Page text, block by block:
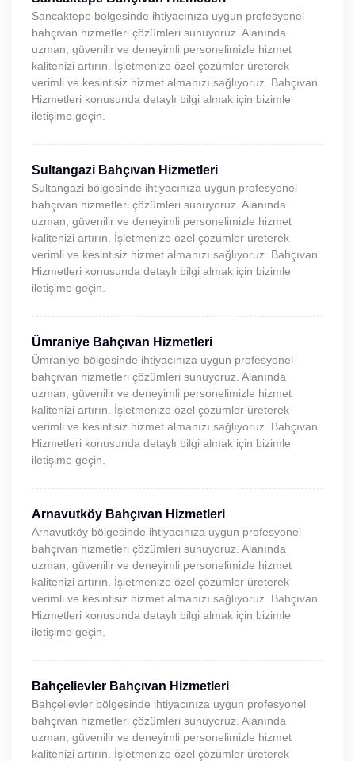
Sancaktepe bölgesinde ihtiyacınıza uygun profesyonel
bahçıvan hizmetleri çözümleri sunuyoruz. Alanında
uzman, güvenilir ve deneyimli personelimizle hizmet
kalitenizi artırın. İşletmenize özel çözümler üreterek
verimli ve kesintisiz hizmet almanızı sağlıyoruz. Bahçıvan
Hizmetleri konusunda detaylı bilgi almak için bizimle
iletişime geçin.
Sultangazi Bahçıvan Hizmetleri
Sultangazi bölgesinde ihtiyacınıza uygun profesyonel
bahçıvan hizmetleri çözümleri sunuyoruz. Alanında
uzman, güvenilir ve deneyimli personelimizle hizmet
kalitenizi artırın. İşletmenize özel çözümler üreterek
verimli ve kesintisiz hizmet almanızı sağlıyoruz. Bahçıvan
Hizmetleri konusunda detaylı bilgi almak için bizimle
iletişime geçin.
Ümraniye Bahçıvan Hizmetleri
Ümraniye bölgesinde ihtiyacınıza uygun profesyonel
bahçıvan hizmetleri çözümleri sunuyoruz. Alanında
uzman, güvenilir ve deneyimli personelimizle hizmet
kalitenizi artırın. İşletmenize özel çözümler üreterek
verimli ve kesintisiz hizmet almanızı sağlıyoruz. Bahçıvan
Hizmetleri konusunda detaylı bilgi almak için bizimle
iletişime geçin.
Arnavutköy Bahçıvan Hizmetleri
Arnavutköy bölgesinde ihtiyacınıza uygun profesyonel
bahçıvan hizmetleri çözümleri sunuyoruz. Alanında
uzman, güvenilir ve deneyimli personelimizle hizmet
kalitenizi artırın. İşletmenize özel çözümler üreterek
verimli ve kesintisiz hizmet almanızı sağlıyoruz. Bahçıvan
Hizmetleri konusunda detaylı bilgi almak için bizimle
iletişime geçin.
Bahçelievler Bahçıvan Hizmetleri
Bahçelievler bölgesinde ihtiyacınıza uygun profesyonel
bahçıvan hizmetleri çözümleri sunuyoruz. Alanında
uzman, güvenilir ve deneyimli personelimizle hizmet
kalitenizi artırın. İşletmenize özel çözümler üreterek